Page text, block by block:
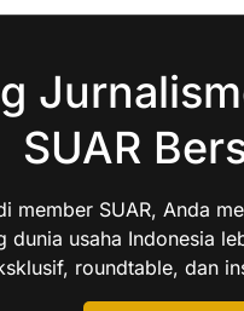
SUAR
member SUAR, Anda
dunia usaha Indonesia
roundtable, dan